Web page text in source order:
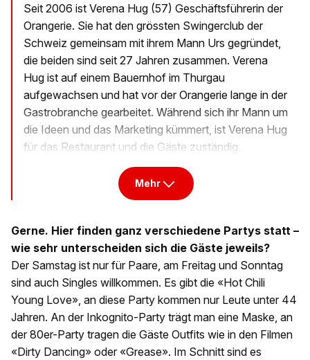
Seit 2006 ist Verena Hug (57) Geschäftsführerin der
Orangerie. Sie hat den grössten Swingerclub der
Schweiz gemeinsam mit ihrem Mann Urs gegründet,
die beiden sind seit 27 Jahren zusammen. Verena
Hug ist auf einem Bauernhof im Thurgau
aufgewachsen und hat vor der Orangerie lange in der
Gastrobranche gearbeitet. Während sich ihr Mann um
die Ideen und das Marketing kümmert, ist Verena Hug
für das Restaurant und die Gäste zuständig.
Mehr
Gerne. Hier finden ganz verschiedene Partys statt –
wie sehr unterscheiden sich die Gäste jeweils?
Der Samstag ist nur für Paare, am Freitag und Sonntag
sind auch Singles willkommen. Es gibt die «Hot Chili
Young Love», an diese Party kommen nur Leute unter 44
Jahren. An der Inkognito-Party trägt man eine Maske, an
der 80er-Party tragen die Gäste Outfits wie in den Filmen
«Dirty Dancing» oder «Grease». Im Schnitt sind es